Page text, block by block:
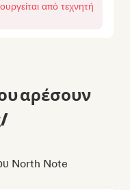
από τεχνητή
αρέσουν
North Note